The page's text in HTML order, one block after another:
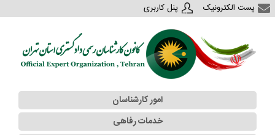
پست الکترونیک پنل کاربری
امور کارشناسان
خدمات رفاهی